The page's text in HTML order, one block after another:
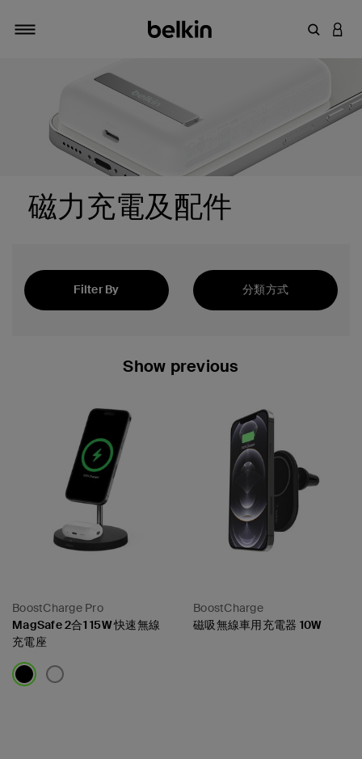
輸入關鍵
登入
磁力充電及配件
Filter By
分類方式
Show previous
BoostCharge Pro
MagSafe 2合1 15W 快速無線
充電座
BoostCharge
磁吸無線車用充電器 10W